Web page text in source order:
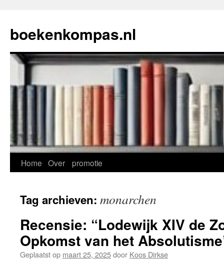
de
inhoud
boekenkompas.nl
Home Over promotie
Tag archieven: monarchen
Recensie: “Lodewijk XIV de
Opkomst van het
Geplaatst op maart 25, 2025door Koos Dirkse